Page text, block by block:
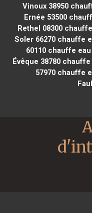
Vinoux 38950
Ernée 53500
Rethel 08300
Soler 66270 chauffe
60110 chauffe
Évêque 38780 chauffe
57970chauffe